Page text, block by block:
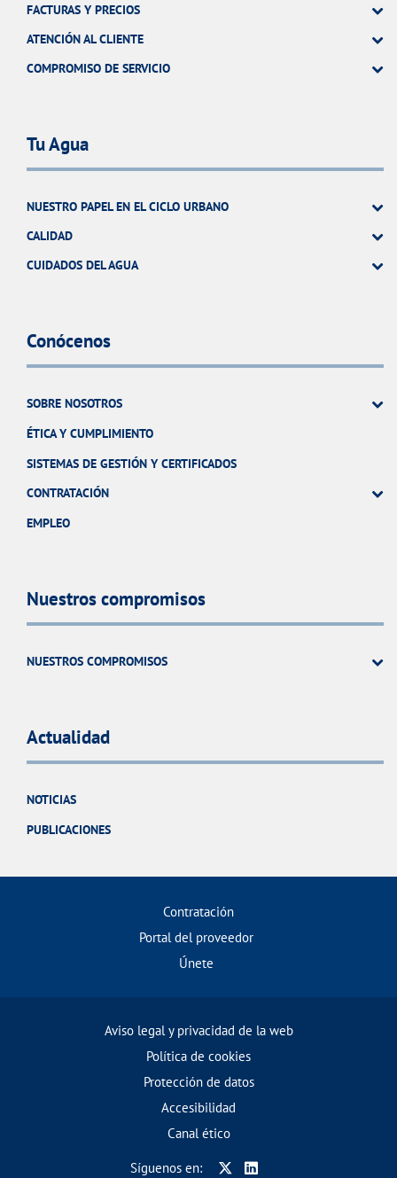
FACTURAS Y PRECIOS
ATENCIÓN AL CLIENTE
COMPROMISO DE SERVICIO
Tu Agua
NUESTRO PAPEL EN EL CICLO URBANO
CALIDAD
CUIDADOS DEL AGUA
Conócenos
SOBRE NOSOTROS
ÉTICA Y CUMPLIMIENTO
SISTEMAS DE GESTIÓN Y CERTIFICADOS
CONTRATACIÓN
EMPLEO
Nuestros compromisos
NUESTROS COMPROMISOS
Actualidad
NOTICIAS
PUBLICACIONES
Contratación
Portal del proveedor
Únete
Aviso legal y privacidad de la web
Política de cookies
Protección de datos
Accesibilidad
Canal ético
Síguenos en: